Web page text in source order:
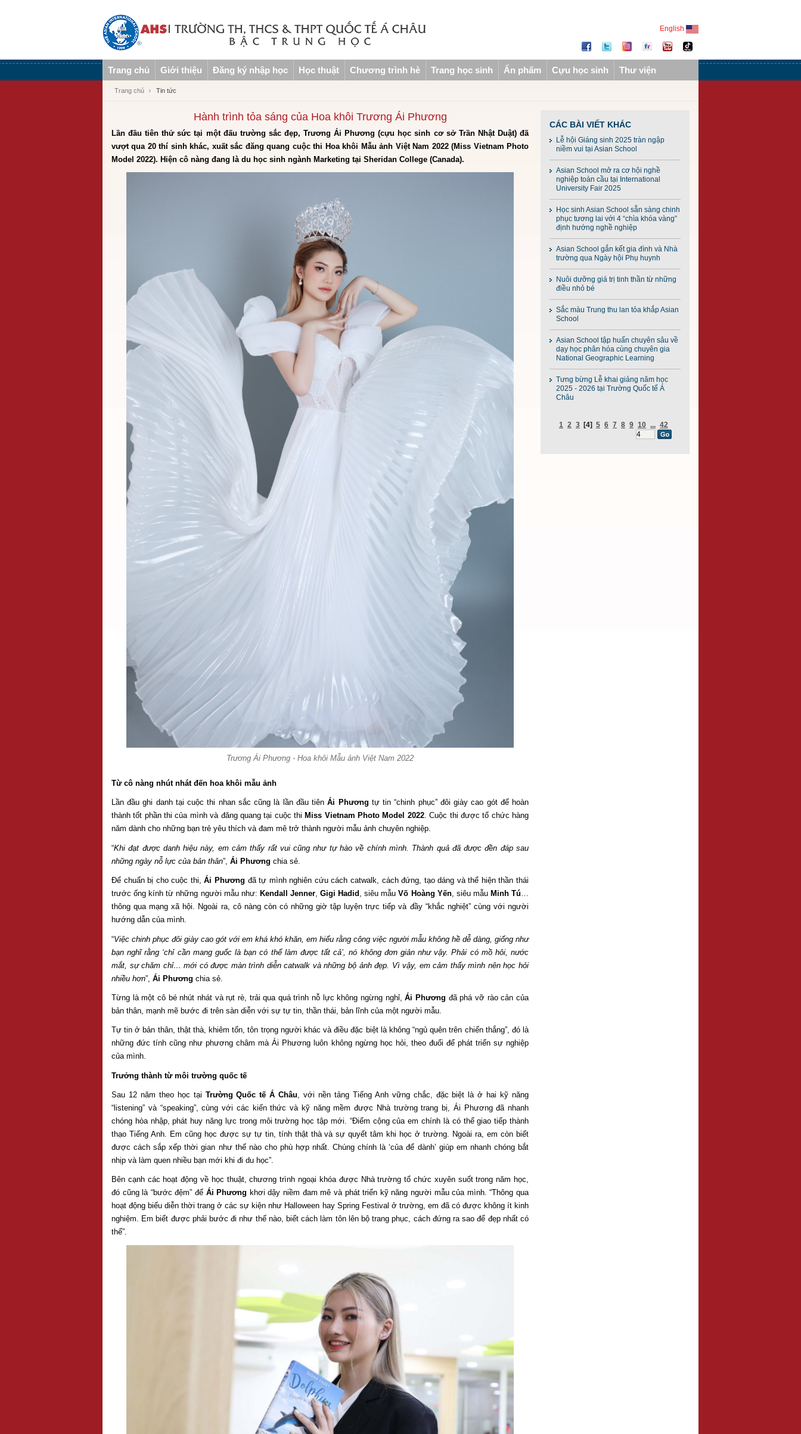
English
Trang chủ Giới thiệu Đăng ký nhập học Học thuật Chương trình hè Trang học sinh Ấn phẩm Cựu học sinh Thư viện
Trang chủ Tin tức
Hành trình tỏa sáng của Hoa khôi Trương Ái Phương
Lần đầu tiên thử sức tại một đấu trường sắc đẹp, Trương Ái Phương (cựu học sinh cơ sở Trần Nhật Duật) đã
vượt qua 20 thí sinh khác, xuất sắc đăng quang cuộc thi Hoa khôi Mẫu ảnh Việt Nam 2022 (Miss Vietnam Photo
Model 2022). Hiện cô nàng đang là du học sinh ngành Marketing tại Sheridan College (Canada).
Trương Ái Phương - Hoa khôi Mẫu ảnh Việt Nam 2022
Từ cô nàng nhút nhát đến hoa khôi mẫu ảnh
Lần đầu ghi danh tại cuộc thi nhan sắc cũng là lần đầu tiênÁi Phương tự tin “chinh phục” đôi giày cao gót để hoàn
thành tốt phần thi của mình và đăng quang tại cuộc thi Miss Vietnam Photo Model 2022. Cuộc thi được tổ chức hàng
năm dành cho những bạn trẻ yêu thích và đam mê trở thành người mẫu ảnh chuyên nghiệp.
“Khi đạt được danh hiệu này, em cảm thấy rất vui cũng như tự hào về chính mình. Thành quả đã được đền đáp sau
những ngày nỗ lực của bản thân”, Ái Phương chia sẻ.
Để chuẩn bị cho cuộc thi,Ái Phương đã tự mình nghiên cứu cách catwalk, cách đứng, tạo dáng và thể hiện thần thái
trước ống kính từ những người mẫu như: Kendall Jenner,Gigi Hadid , siêu mẫuVõ Hoàng Yến, siêu mẫu Minh Tú…
thông qua mạng xã hội. Ngoài ra, cô nàng còn có những giờ tập luyện trực tiếp và đầy “khắc nghiệt” cùng với người
hướng dẫn của mình.
“Việc chinh phục đôi giày cao gót với em khá khó khăn, em hiểu rằng công việc người mẫu không hề dễ dàng, giống như
bạn nghĩ rằng ‘chỉ cần mang guốc là bạn có thể làm được tất cả’, nó không đơn giản như vậy. Phải có mồ hôi, nước
mắt, sự chăm chỉ… mới có được màn trình diễn catwalk và những bộ ảnh đẹp. Vì vậy, em cảm thấy mình nên học hỏi
nhiều hơn”, Ái Phương chia sẻ.
Từng là một cô bé nhút nhát và rụt rè, trải qua quá trình nỗ lực không ngừng nghỉ,Ái Phương đã phá vỡ rào cản của
bản thân, mạnh mẽ bước đi trên sàn diễn với sự tự tin, thần thái, bản lĩnh của một người mẫu.
Tự tin ở bản thân, thật thà, khiêm tốn, tôn trọng người khác và điều đặc biệt là không “ngủ quên trên chiến thắng”, đó là
những đức tính cũng như phương châm mà Ái Phương luôn không ngừng học hỏi, theo đuổi để phát triển sự nghiệp
của mình.
Trưởng thành từ môi trường quốc tế
Sau 12 năm theo học tại Trường Quốc tế Á Châu, với nền tảng Tiếng Anh vững chắc, đặc biệt là ở hai kỹ năng
“listening” và “speaking”, cùng với các kiến thức và kỹ năng mềm được Nhà trường trang bị, Ái Phương đã nhanh
chóng hòa nhập, phát huy năng lực trong môi trường học tập mới. “Điểm cộng của em chính là có thể giao tiếp thành
thạo Tiếng Anh. Em cũng học được sự tự tin, tính thật thà và sự quyết tâm khi học ở trường. Ngoài ra, em còn biết
được cách sắp xếp thời gian như thế nào cho phù hợp nhất. Chúng chính là ‘của để dành’ giúp em nhanh chóng bắt
nhịp và làm quen nhiều bạn mới khi đi du học”.
Bên cạnh các hoạt động về học thuật, chương trình ngoại khóa được Nhà trường tổ chức xuyên suốt trong năm học,
đó cũng là “bước đệm” để Ái Phương khơi dậy niềm đam mê và phát triển kỹ năng người mẫu của mình. “Thông qua
hoạt động biểu diễn thời trang ở các sự kiện như Halloween hay Spring Festival ở trường, em đã có được không ít kinh
nghiệm. Em biết được phải bước đi như thế nào, biết cách làm tôn lên bộ trang phục, cách đứng ra sao để đẹp nhất có
thể”.
CÁC BÀI VIẾT KHÁC
Lễ hội Giáng sinh 2025 tràn ngập
niềm vui tại Asian School
Asian School mở ra cơ hội nghề
nghiệp toàn cầu tại International
University Fair 2025
Học sinh Asian School sẵn sàng chinh
phục tương lai với 4 “chìa khóa vàng”
định hướng nghề nghiệp
Asian School gắn kết gia đình và Nhà
trường qua Ngày hội Phụ huynh
Nuôi dưỡng giá trị tinh thần từ những
điều nhỏ bé
Sắc màu Trung thu lan tỏa khắp Asian
School
Asian School tập huấn chuyên sâu về
dạy học phân hóa cùng chuyên gia
National Geographic Learning
Tưng bừng Lễ khai giảng năm học
2025 - 2026 tại Trường Quốc tế Á
Châu
1 2 3 [4] 5 6 7 8 9 10 ... 42